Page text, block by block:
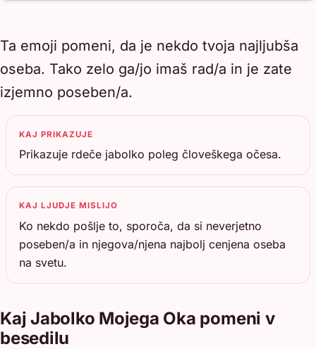
Ta emoji pomeni, da je nekdo tvoja najljubša
oseba. Tako zelo ga/jo imaš rad/a in je zate
izjemno poseben/a.
KAJ PRIKAZUJE
Prikazuje rdeče jabolko poleg človeškega očesa.
KAJ LJUDJE MISLIJO
Ko nekdo pošlje to, sporoča, da si neverjetno
poseben/a in njegova/njena najbolj cenjena oseba
na svetu.
Kaj Jabolko Mojega Oka pomeni v
besedilu